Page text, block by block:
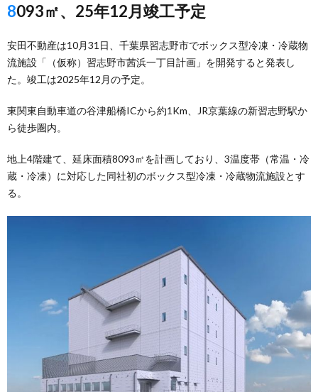
8093㎡、25年12月竣工予定
安田不動産は10月31日、千葉県習志野市でボックス型冷凍・冷蔵物
流施設「（仮称）習志野市茜浜一丁目計画」を開発すると発表し
た。竣工は2025年12月の予定。
東関東自動車道の谷津船橋ICから約1Km、JR京葉線の新習志野駅か
ら徒歩圏内。
地上4階建て、延床面積8093㎡を計画しており、3温度帯（常温・冷
蔵・冷凍）に対応した同社初のボックス型冷凍・冷蔵物流施設とす
る。